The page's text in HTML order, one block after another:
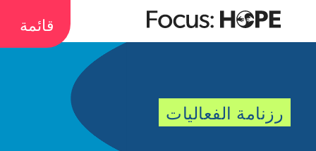
قائمة
رزنامة الفعاليات